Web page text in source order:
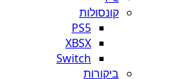
קונסולות
PS5
XBSX
Switch
ביקורות